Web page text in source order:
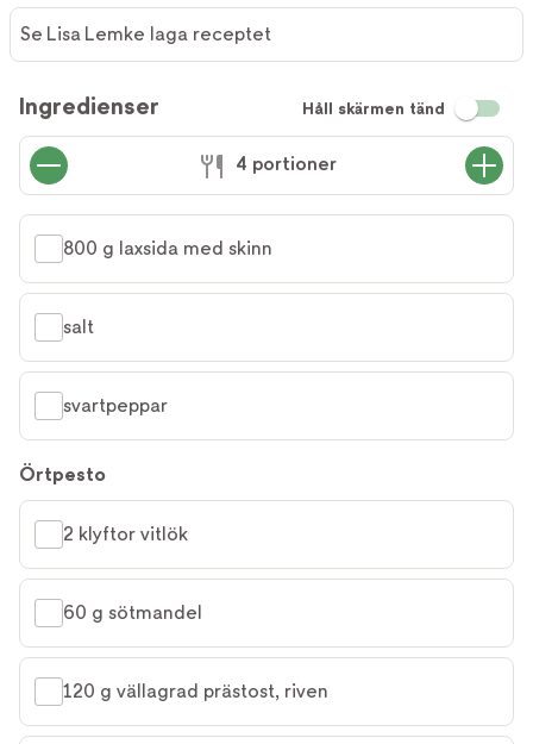
Se Lisa Lemke laga receptet
Ingredienser Håll skärmen tänd
4 portioner
800 g laxsida med skinn
salt
svartpeppar
Örtpesto
2 klyftor vitlök
60 g sötmandel
120 g vällagrad prästost, riven